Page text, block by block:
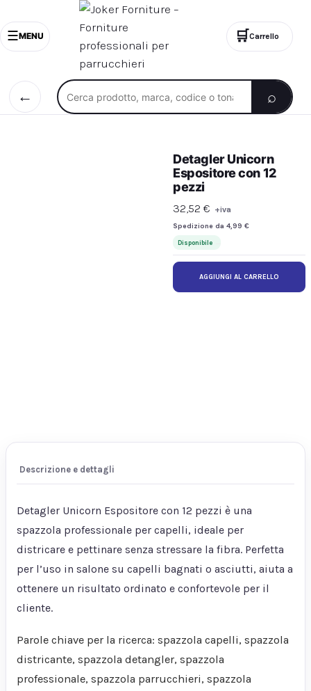
☰MENU
←
Cerca nel catalogo
⌕
🛒Carrello
Detagler Unicorn
Espositore con 12
pezzi
32,52€ +iva
Spedizione da 4,99 €
Disponibile
AGGIUNGI AL CARRELLO
Descrizione e dettagli
Detagler Unicorn Espositore con 12 pezzi è una
spazzola professionale per capelli, ideale per
districare e pettinare senza stressare la fibra. Perfetta
per l’uso in salone su capelli bagnati o asciutti, aiuta a
ottenere un risultato ordinato e confortevole per il
cliente.
Parole chiave per la ricerca: spazzola capelli, spazzola
districante, spazzola detangler, spazzola
professionale, spazzola parrucchieri, spazzola